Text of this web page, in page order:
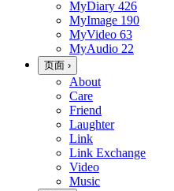
MyDiary 426
MyImage 190
MyVideo 63
MyAudio 22
页面 ›
About
Care
Friend
Laughter
Link
Link Exchange
Video
Music